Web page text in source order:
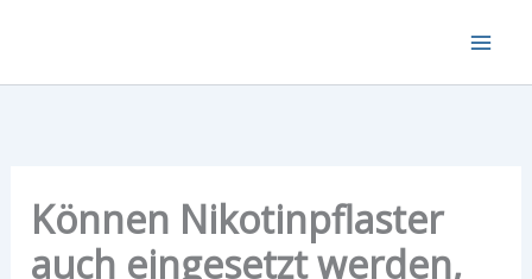
springen
Können Nikotinpflaster
auch eingesetzt werden,